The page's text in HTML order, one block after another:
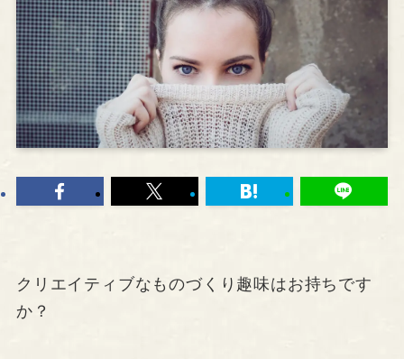
クリエイティブなものづくり趣味はお持ちです
か？